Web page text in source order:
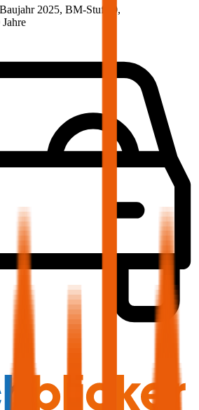
2025, BM-Stufe 0,